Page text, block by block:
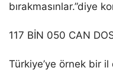
bırakmasınlar.”diye
117 BİN 050 CAN
Türkiye’ye örnek bir